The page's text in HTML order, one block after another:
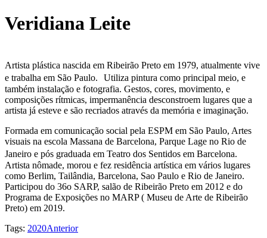
Veridiana Leite
Artista plástica nascida em Ribeirão Preto em 1979, atualmente vive
e trabalha em São Paulo. Utiliza pintura como principal meio, e
também instalação e fotografia. Gestos, cores, movimento, e
composições rítmicas, impermanência desconstroem lugares que a
artista já esteve e são recriados através da memória e imaginação.
Formada em comunicação social pela ESPM em São Paulo, Artes
visuais na escola Massana de Barcelona, Parque Lage no Rio de
Janeiro e pós graduada em Teatro dos Sentidos em Barcelona.
Artista nômade, morou e fez residência artística em vários lugares
como Berlim, Tailândia, Barcelona, Sao Paulo e Rio de Janeiro.
Participou do 36o SARP, salão de Ribeirão Preto em 2012 e do
Programa de Exposições no MARP ( Museu de Arte de Ribeirão
Preto) em 2019.
Tags: 2020Anterior